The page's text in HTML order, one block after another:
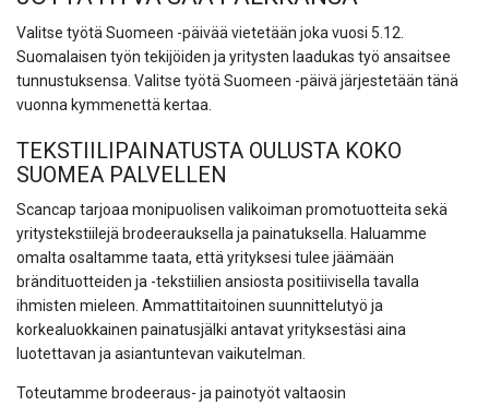
Valitse työtä Suomeen -päivää vietetään joka vuosi 5.12.
Suomalaisen työn tekijöiden ja yritysten laadukas työ ansaitsee
tunnustuksensa. Valitse työtä Suomeen -päivä järjestetään tänä
vuonna kymmenettä kertaa.
TEKSTIILIPAINATUSTA OULUSTA KOKO
SUOMEA PALVELLEN
Scancap tarjoaa monipuolisen valikoiman promotuotteita sekä
yritystekstiilejä brodeerauksella ja painatuksella. Haluamme
omalta osaltamme taata, että yrityksesi tulee jäämään
brändituotteiden ja -tekstiilien ansiosta positiivisella tavalla
ihmisten mieleen. Ammattitaitoinen suunnittelutyö ja
korkealuokkainen painatusjälki antavat yrityksestäsi aina
luotettavan ja asiantuntevan vaikutelman.
Toteutamme brodeeraus- ja painotyöt valtaosin